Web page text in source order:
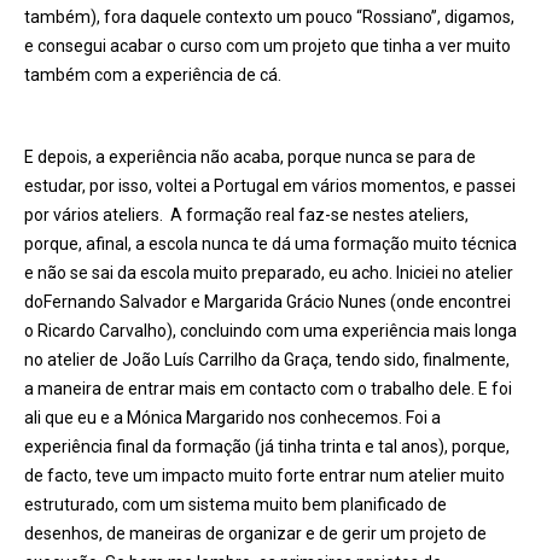
também), fora daquele contexto um pouco “Rossiano”, digamos,
e consegui acabar o curso com um projeto que tinha a ver muito
também com a experiência de cá.
E depois, a experiência não acaba, porque nunca se para de
estudar, por isso, voltei a Portugal em vários momentos, e passei
por vários ateliers. A formação real faz-se nestes ateliers,
porque, afinal, a escola nunca te dá uma formação muito técnica
e não se sai da escola muito preparado, eu acho. Iniciei no atelier
doFernando Salvador e Margarida Grácio Nunes (onde encontrei
o Ricardo Carvalho), concluindo com uma experiência mais longa
no atelier de João Luís Carrilho da Graça, tendo sido, finalmente,
a maneira de entrar mais em contacto com o trabalho dele. E foi
ali que eu e a Mónica Margarido nos conhecemos. Foi a
experiência final da formação (já tinha trinta e tal anos), porque,
de facto, teve um impacto muito forte entrar num atelier muito
estruturado, com um sistema muito bem planificado de
desenhos, de maneiras de organizar e de gerir um projeto de